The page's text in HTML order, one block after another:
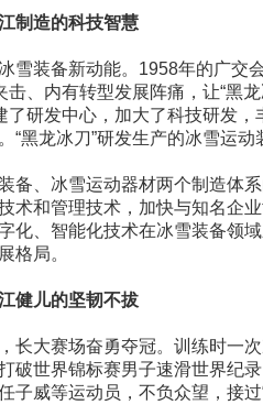
制造的科技智慧
雪装备新动能。1958年的广交
击、内有转型发展阵痛，让“黑
了研发中心，加大了科技研发
“黑龙冰刀”研发生产的冰雪运
备、冰雪运动器材两个制造体
术和管理技术，加快与知名企
化、智能化技术在冰雪装备领
格局。
健儿的坚韧不拔
长大赛场奋勇夺冠。训练时一
破世界锦标赛男子速滑世界纪
子威等运动员，不负众望，接